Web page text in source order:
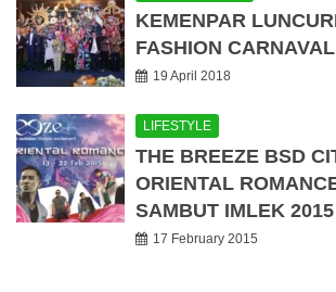
KEMENPAR
FASHION
19 April 2018
LIFESTYLE
THE BREEZE BSD
ORIENTAL
SAMBUT IMLEK 2015
17 February 2015